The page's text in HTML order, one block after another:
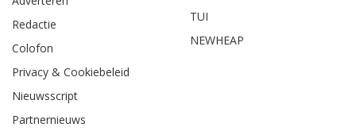
Redactie
Colofon
Privacy & Cookiebeleid
Nieuwsscript
Partnernieuws
TUI
NEWHEAP